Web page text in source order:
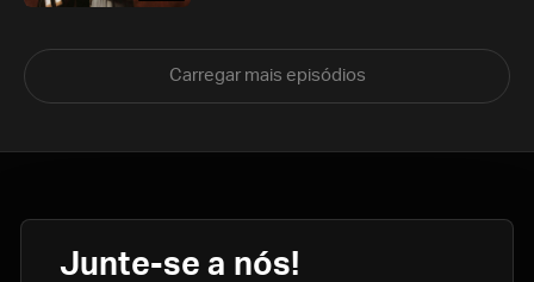
Carregar mais episódios
Junte-se a nós!